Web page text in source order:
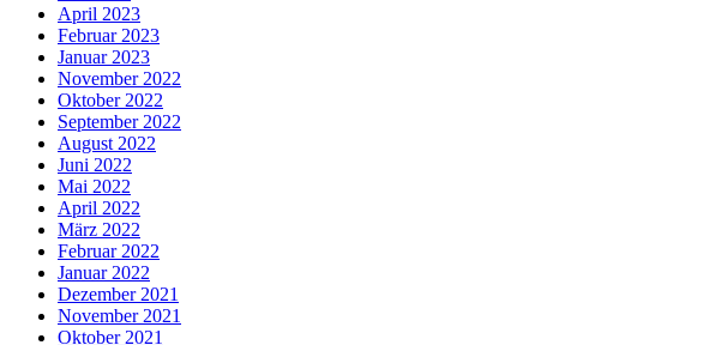
April 2023
Februar 2023
Januar 2023
November 2022
Oktober 2022
September 2022
August 2022
Juni 2022
Mai 2022
April 2022
März 2022
Februar 2022
Januar 2022
Dezember 2021
November 2021
Oktober 2021